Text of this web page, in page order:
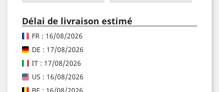
Délai de livraison estimé
FR : 16/08/2026
DE : 17/08/2026
IT : 17/08/2026
US : 16/08/2026
BE : 16/08/2026